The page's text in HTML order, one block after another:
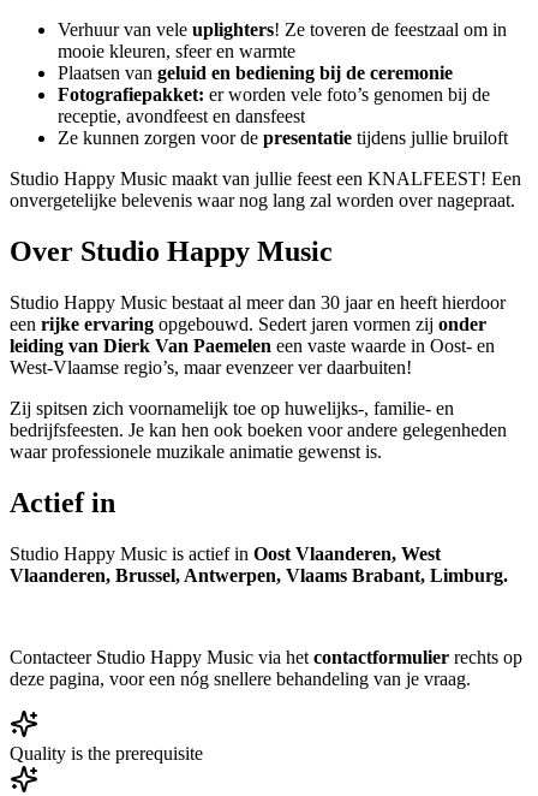
Verhuur van vele uplighters! Ze toveren de feestzaal om in
mooie kleuren, sfeer en warmte
Plaatsen van geluid en bediening bij de ceremonie
Fotografiepakket: er worden vele foto’s genomen bij de
receptie, avondfeest en dansfeest
Ze kunnen zorgen voor de presentatie tijdens jullie bruiloft
Studio Happy Music maakt van jullie feest een KNALFEEST! Een
onvergetelijke belevenis waar nog lang zal worden over nagepraat.
Over Studio Happy Music
Studio Happy Music bestaat al meer dan 30 jaar en heeft hierdoor
een rijke ervaring opgebouwd. Sedert jaren vormen zij onder
leiding van Dierk Van Paemelen een vaste waarde in Oost- en
West-Vlaamse regio’s, maar evenzeer ver daarbuiten!
Zij spitsen zich voornamelijk toe op huwelijks-, familie- en
bedrijfsfeesten. Je kan hen ook boeken voor andere gelegenheden
waar professionele muzikale animatie gewenst is.
Actief in
Studio Happy Music is actief in Oost Vlaanderen, West
Vlaanderen, Brussel, Antwerpen, Vlaams Brabant, Limburg.
Contacteer Studio Happy Music via het contactformulier rechts op
deze pagina, voor een nóg snellere behandeling van je vraag.
Quality is the prerequisite